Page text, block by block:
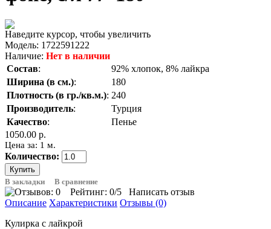
Наведите курсор, чтобы увеличить
Модель: 1722591222
Наличие: Нет в наличии
Состав:
92% хлопок, 8% лайкра
Ширина (в см.):
180
Плотность (в гр./кв.м.): 240
Производитель:
Турция
Качество:
Пенье
1050.00 р.
Цена за: 1 м.
Количество:
В закладки В сравнение
Рейтинг: 0/5
Написать отзыв
Описание Характеристики Отзывы (0)
Кулирка с лайкрой